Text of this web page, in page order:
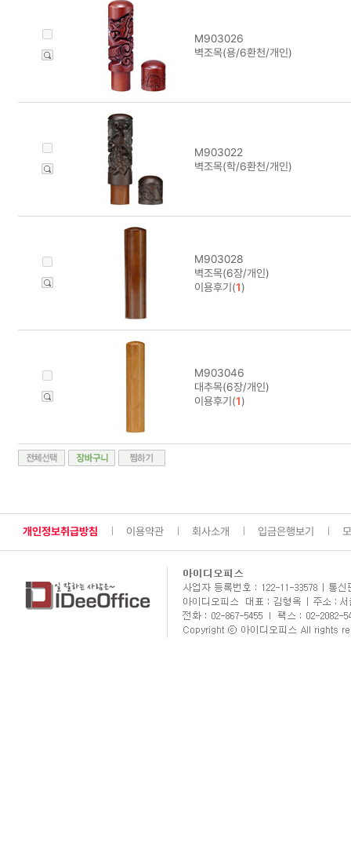
M903026
벽조목(용/6환천/개인)
M903022
벽조목(학/6환천/개인)
M903028
벽조목(6장/개인)
이용후기(1)
M903046
대추목(6장/개인)
이용후기(1)
개인정보취급방침 이용약관 회사소개 입금은행보기